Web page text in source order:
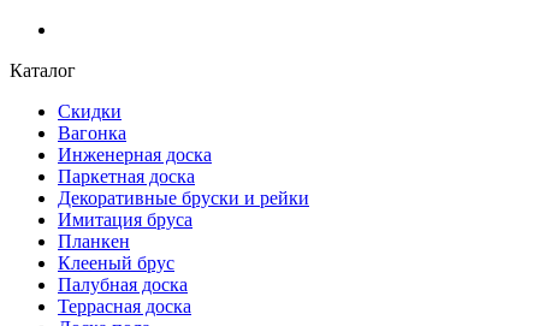
Каталог
Скидки
Вагонка
Инженерная доска
Паркетная доска
Декоративные бруски и рейки
Имитация бруса
Планкен
Клееный брус
Палубная доска
Террасная доска